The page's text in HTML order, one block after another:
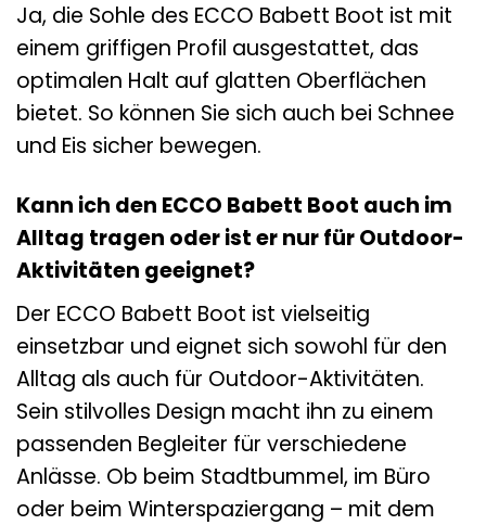
Ja, die Sohle des ECCO Babett Boot ist mit
einem griffigen Profil ausgestattet, das
optimalen Halt auf glatten Oberflächen
bietet. So können Sie sich auch bei Schnee
und Eis sicher bewegen.
Kann ich den ECCO Babett Boot auch im
Alltag tragen oder ist er nur für Outdoor-
Aktivitäten geeignet?
Der ECCO Babett Boot ist vielseitig
einsetzbar und eignet sich sowohl für den
Alltag als auch für Outdoor-Aktivitäten.
Sein stilvolles Design macht ihn zu einem
passenden Begleiter für verschiedene
Anlässe. Ob beim Stadtbummel, im Büro
oder beim Winterspaziergang – mit dem